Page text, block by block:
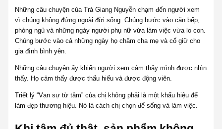
Những câu chuyện của Trà Giang Nguyễn chạm đến người xem
vì chúng không đứng ngoài đời sống. Chúng bước vào căn bếp,
phòng ngủ và những ngày người phụ nữ vừa làm việc vừa lo con.
Chúng bước vào cả những ngày họ chăm cha mẹ và cố giữ cho
gia đình bình yên.
Những câu chuyện ấy khiến người xem cảm thấy mình được nhìn
thấy. Họ cảm thấy được thấu hiểu và được động viên.
Triết lý “Vạn sự từ tâm” của chị không phải là một khẩu hiệu để
làm đẹp thương hiệu. Nó là cách chị chọn để sống và làm việc.